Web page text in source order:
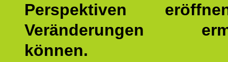
Perspektiven
Veränderungen
können.